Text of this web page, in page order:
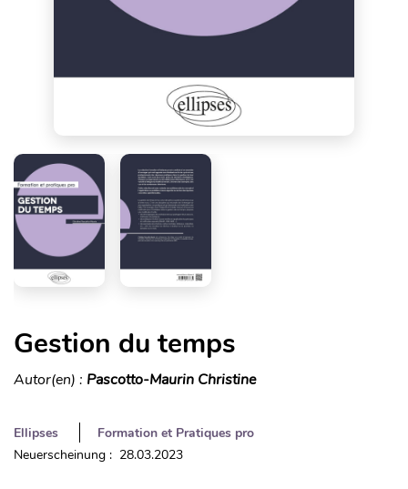
Gestion du temps
Autor(en) : Pascotto-Maurin Christine
Ellipses
Formation et Pratiques pro
Neuerscheinung : 28.03.2023